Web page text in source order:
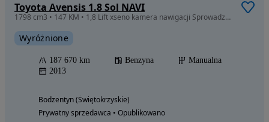
Toyota Avensis 1.8 Sol NAVI
1798 cm3 • 147 KM • 1,8 Lift xseno kamera nawigacji Sprowadzony Zarejestrowany
Wyróżnione
187 670 km Benzyna
Manualna
2013
Bodzentyn (Świętokrzyskie)
Prywatny sprzedawca • Opublikowano